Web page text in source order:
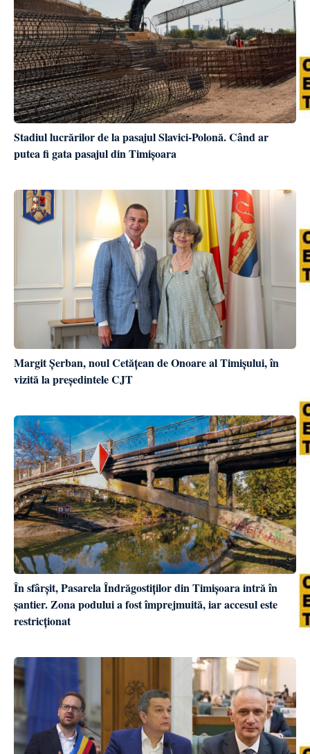
Stadiul lucrărilor de la pasajul Slavici-Polonă. Când ar
putea fi gata pasajul din Timișoara
Margit Șerban, noul Cetățean de Onoare al Timișului, în
vizită la președintele CJT
În sfârșit, Pasarela Îndrăgostiților din Timișoara intră în
șantier. Zona podului a fost împrejmuită, iar accesul este
restricționat